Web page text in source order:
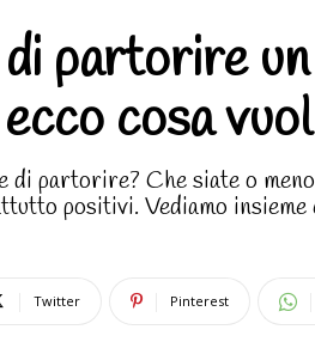
partorire un
cosa
di partorire? Che siate o
positivi. Vediamo
Twitter Pinterest